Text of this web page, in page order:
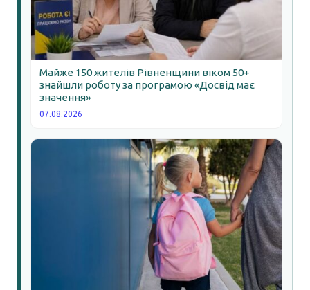
Майже 150 жителів Рівненщини віком 50+
знайшли роботу за програмою «Досвід має
значення»
07.08.2026